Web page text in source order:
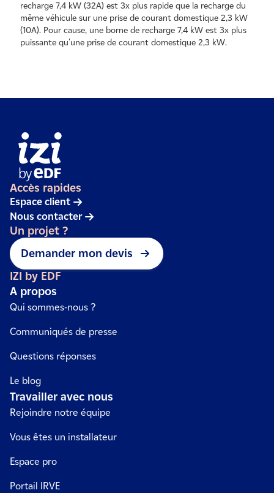
recharge 7,4 kW (32A) est 3x plus rapide que la recharge du
même véhicule sur une prise de courant domestique 2,3 kW
(10A). Pour cause, une borne de recharge 7,4 kW est 3x plus
puissante qu'une prise de courant domestique 2,3 kW.
Accès rapides
Espace client
Nous contacter
Un projet ?
Demander mon devis
IZI by EDF
A propos
Qui sommes-nous ?
Communiqués de presse
Questions réponses
Le blog
Travailler avec nous
Rejoindre notre équipe
Vous êtes un installateur
Espace pro
Portail IRVE